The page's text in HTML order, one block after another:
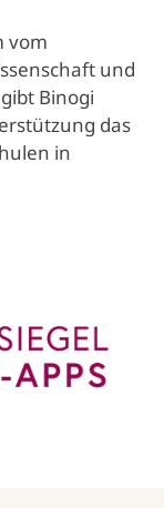
vom
und
Binogi
das
in